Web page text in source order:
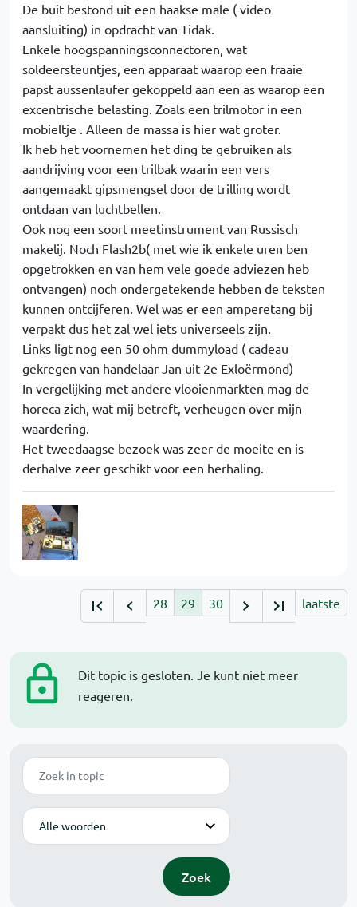
Dit topic is gesloten. Je kunt niet meer
reageren.
Zoek
Modus
Zoek
De buit bestond uit een haakse male ( video
aansluiting) in opdracht van Tidak.
Enkele hoogspanningsconnectoren, wat
soldeersteuntjes, een apparaat waarop een fraaie
papst aussenlaufer gekoppeld aan een as waarop een
excentrische belasting. Zoals een trilmotor in een
mobieltje . Alleen de massa is hier wat groter.
Ik heb het voornemen het ding te gebruiken als
aandrijving voor een trilbak waarin een vers
aangemaakt gipsmengsel door de trilling wordt
ontdaan van luchtbellen.
Ook nog een soort meetinstrument van Russisch
makelij. Noch Flash2b( met wie ik enkele uren ben
opgetrokken en van hem vele goede adviezen heb
ontvangen) noch ondergetekende hebben de teksten
kunnen ontcijferen. Wel was er een amperetang bij
verpakt dus het zal wel iets universeels zijn.
Links ligt nog een 50 ohm dummyload ( cadeau
gekregen van handelaar Jan uit 2e Exloërmond)
In vergelijking met andere vlooienmarkten mag de
horeca zich, wat mij betreft, verheugen over mijn
waardering.
Het tweedaagse bezoek was zeer de moeite en is
derhalve zeer geschikt voor een herhaling.
28 29 30 laatste